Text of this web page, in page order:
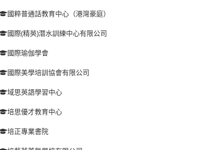
國粹普通話教育中心（港灣豪庭）
國際(精英)潛水訓練中心有限公司
國際瑜伽學會
國際美學培訓協會有限公司
域思英語學習中心
培思優才教育中心
培正專業書院